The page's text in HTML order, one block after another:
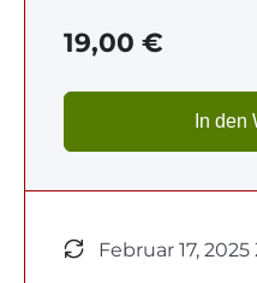
19,00 €
In den
Februar 17,